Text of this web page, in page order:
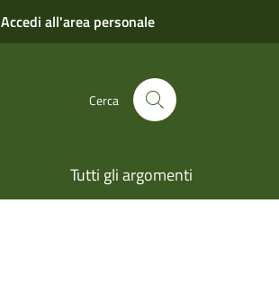
Accedi all'area personale
Cerca
Tutti gli argomenti